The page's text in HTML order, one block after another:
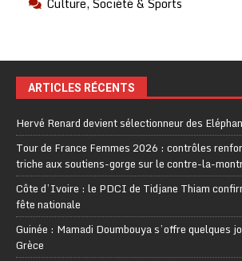
Culture, Société & Sports
ARTICLES RÉCENTS
Hervé Renard devient sélectionneur des
Tour de France Femmes 2026 : contrôles
triche aux soutiens-gorge sur le contre-la-
Côte d’Ivoire : le PDCI de Tidjane Thiam
fête nationale
Guinée : Mamadi Doumbouya s’offre quelques
Grèce